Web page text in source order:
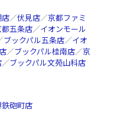
／伏見店／京都ファミ
五条店／イオンモール
ブックパル五条店／イオ
／ブックパル桂南店／京
／ブックパル文苑山科店
砲町店